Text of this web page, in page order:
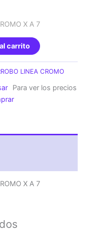
X A 7
carrito
LINEA CROMO
Para ver los precios
X A 7